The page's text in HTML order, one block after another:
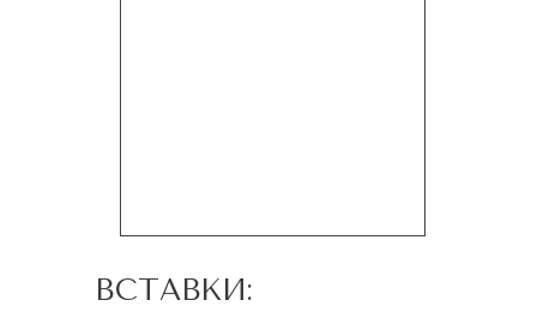
ВСТАВКИ: